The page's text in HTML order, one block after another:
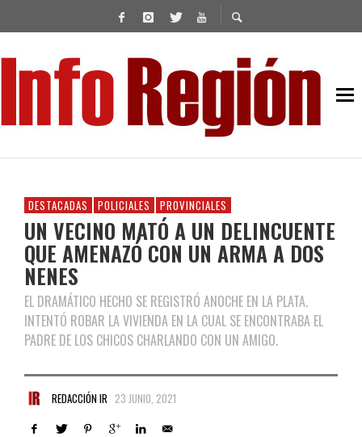
DESTACADAS POLICIALES PROVINCIALES
UN VECINO MATÓ A UN DELINCUENTE
QUE AMENAZÓ CON UN ARMA A DOS
NENES
EL DRAMÁTICO HECHO SE REGISTRÓ ANOCHE EN LA PLATA.
INTENTÓ ROBAR LA VIVIENDA EN LA CUAL SE ENCONTRABA EL
PADRE DE LOS CHICOS CHARLANDO CON UN AMIGO.
REDACCIÓN IR 23 JUNIO, 2021